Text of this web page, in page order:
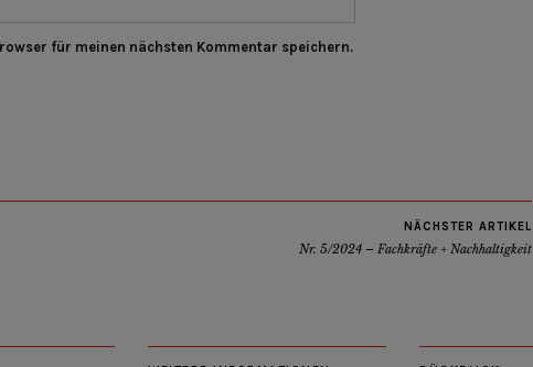
für meinen nächsten Kommentar speichern.
NÄCHSTER ARTIKEL
Nr. 5/2024 – Fachkräfte + Nachhaltigkeit